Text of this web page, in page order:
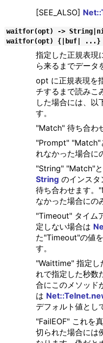
[SEE_ALSO]
waitfor(opt) ->
waitfor(opt) {|buf| ...}
指定した正規表現
ら来るまでデータ
opt に正規表現を
チするまで読みこ
した場合には、以
す。
"Match" 待ち合わ
"Prompt" "Match"
れなかった場合に
"String" "Match"
Stringのインスタ
待ち合わせます
なかった場合にの
"Timeout" タイム
定しない場合は
た"Timeout"の値
す。
"Waittime" 指定し
れで指定した秒数
合にこのメソッド
は
デフォルト値とし
"FailEOF" これを
切られた場合には